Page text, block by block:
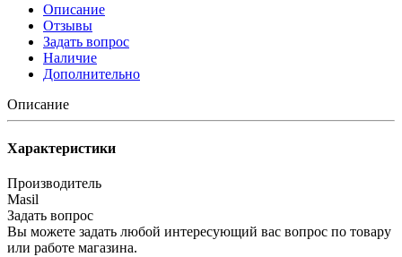
Описание
Отзывы
Задать вопрос
Наличие
Дополнительно
Описание
Характеристики
Производитель
Masil
Задать вопрос
Вы можете задать любой интересующий вас вопрос по товару
или работе магазина.